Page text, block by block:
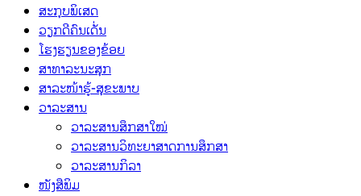
ສະກຸບພິເສດ
ວຽກດີຄົນເດັ່ນ
ໂຮງຮຽນຂອງຂ້ອຍ
ສາທາລະນະສຸກ
ສາລະໜ້າຮູ້-ສຸຂະພາບ
ວາລະສານ
ວາລະສານສຶກສາໃໝ່
ວາລະສານວິທະຍາສາດການສຶກສາ
ວາລະສານກິລາ
ໜັງສືພິມ